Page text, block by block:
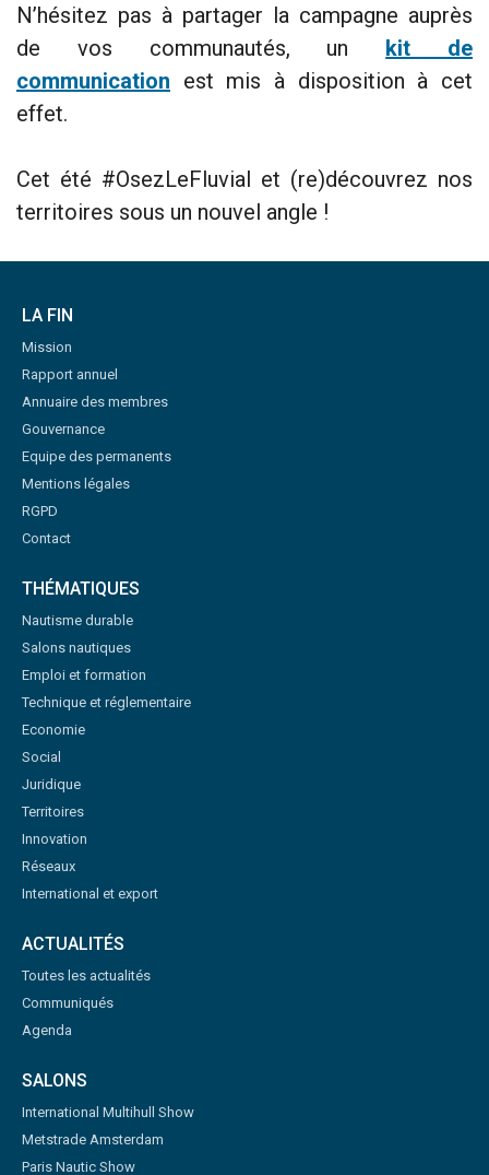
N’hésitez pas à partager la campagne auprès
de vos communautés, un kit de
communication est mis à disposition à cet
effet.
Cet été #OsezLeFluvial et (re)découvrez nos
territoires sous un nouvel angle !
LA FIN
Mission
Rapport annuel
Annuaire des membres
Gouvernance
Equipe des permanents
Mentions légales
RGPD
Contact
THÉMATIQUES
Nautisme durable
Salons nautiques
Emploi et formation
Technique et réglementaire
Economie
Social
Juridique
Territoires
Innovation
Réseaux
International et export
ACTUALITÉS
Toutes les actualités
Communiqués
Agenda
SALONS
International Multihull Show
Metstrade Amsterdam
Paris Nautic Show